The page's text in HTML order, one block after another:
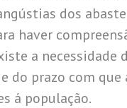
dos
haver
a necessidade
do prazo com que
á população.